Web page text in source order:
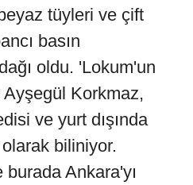
tüyleri ve çift
basın
oldu. 'Lokum'un
Korkmaz,
ve yurt dışında
biliniyor.
Ankara'yı